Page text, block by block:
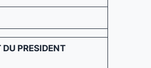
DU PRESIDENT